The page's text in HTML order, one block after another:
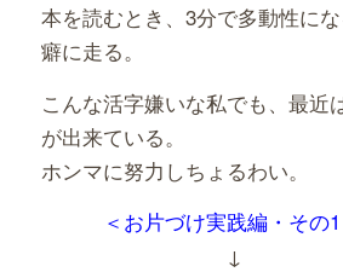
本を読むとき、3分で多動性に
癖に走る。
こんな活字嫌いな私でも、最近
が出来ている。
ホンマに努力しちょるわい。
＜お片づけ実践編・その1
↓